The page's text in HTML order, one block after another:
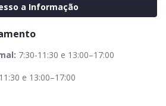
a Informação
7:30-11:30 e 13:00–17:00
e 13:00–17:00